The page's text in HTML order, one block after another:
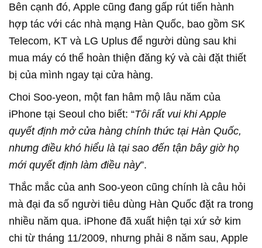
Bên cạnh đó, Apple cũng đang gấp rút tiến hành
hợp tác với các nhà mạng Hàn Quốc, bao gồm SK
Telecom, KT và LG Uplus để người dùng sau khi
mua máy có thể hoàn thiện đăng ký và cài đặt thiết
bị của mình ngay tại cửa hàng.
Choi Soo-yeon, một fan hâm mộ lâu năm của
iPhone tại Seoul cho biết: “Tôi rất vui khi Apple
quyết định mở cửa hàng chính thức tại Hàn Quốc,
nhưng điều khó hiểu là tại sao đến tận bây giờ họ
mới quyết định làm điều này”.
Thắc mắc của anh Soo-yeon cũng chính là câu hỏi
mà đại đa số người tiêu dùng Hàn Quốc đặt ra trong
nhiều năm qua. iPhone đã xuất hiện tại xứ sở kim
chi từ tháng 11/2009, nhưng phải 8 năm sau, Apple